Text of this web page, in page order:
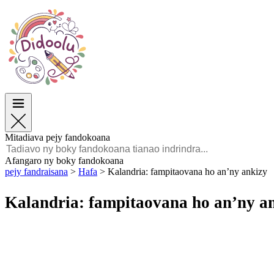
Paska
TOP Sokajy
Ho an’ny Zazalahy
Ho an’ny Zazavavy
Malagasy
POLSKI
FRANÇAIS
MALAGASY
Paska
TOP Sokajy
Ho an’ny Zazalahy
Ho an’ny Zazavavy
Mitadiava pejy fandokoana
Afangaro ny boky fandokoana
pejy fandraisana > Hafa > Kalandria: fampitaovana ho an’ny ankizy
Kalandria: fampitaovana ho an’ny